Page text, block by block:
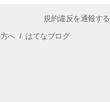
規約違反を通報する
へ/ はてなブログ